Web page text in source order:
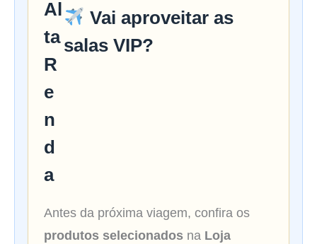
Vai aproveitar as
salas VIP?
Antes da próxima viagem, confira os
produtos selecionados na Loja